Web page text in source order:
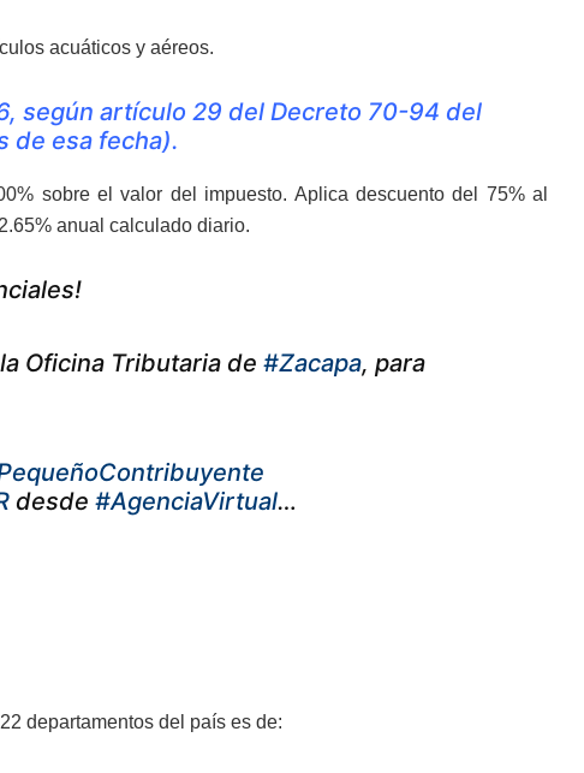
acuáticos y aéreos.
según artículo 29 del Decreto 70-94 del
de esa fecha).
sobre el valor del impuesto. Aplica descuento del 75% al
anual calculado diario.
Oficina Tributaria de #Zacapa, para
desde #AgenciaVirtual…
departamentos del país es de: